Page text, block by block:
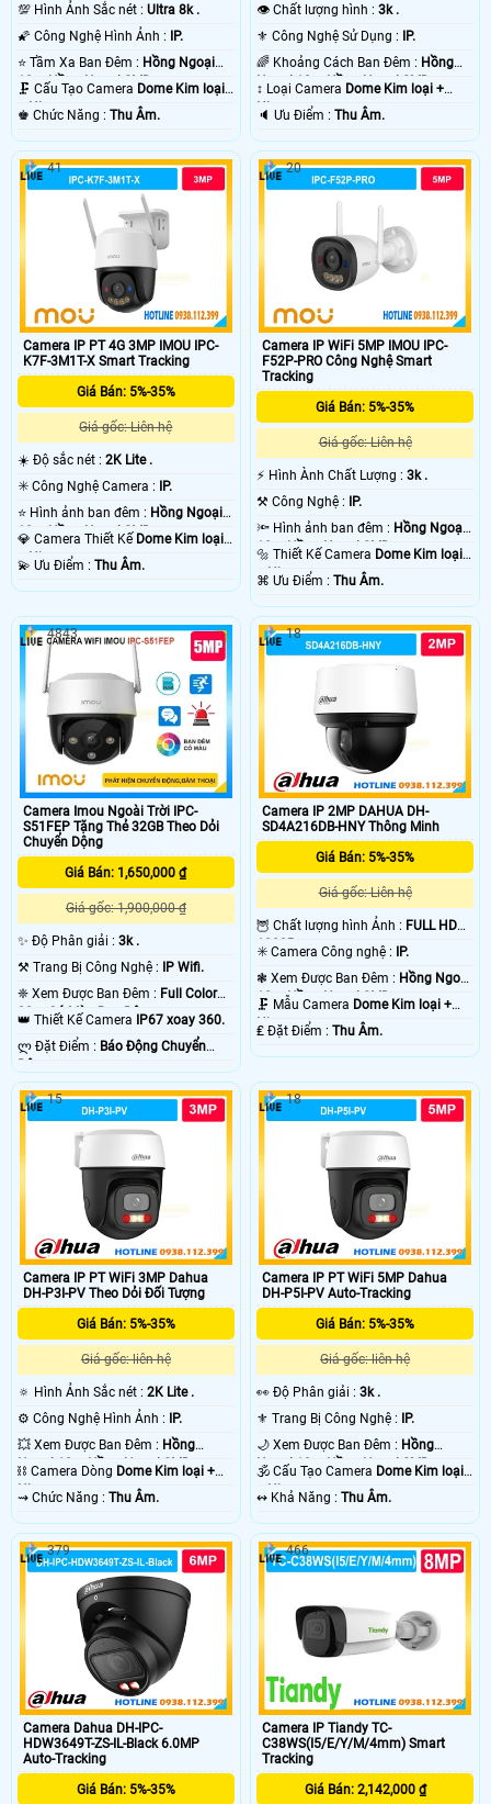
💯 Hình Ảnh Sắc nét : Ultra 8k .
🌠 Công Nghệ Hình Ảnh : IP.
⭐ Tầm Xa Ban Đêm : Hồng Ngoại
10m Hồng Ngoại SMD.
🗜️ Cấu Tạo Camera Dome Kim loại
+ Nhựa.
️♚ Chức Năng : Thu Âm.
👁 Chất lượng hình :3k .
⚜️ Công Nghệ Sử Dụng : IP.
🌈 Khoảng Cách Ban Đêm : Hồng
Ngoại 10m Hồng Ngoại SMD.
↕️ Loại Camera Dome Kim loại +
Nhựa.
️🔈 Ưu Điểm :Thu Âm.
Camera IP PT 4G 3MP IMOU IPC-
K7F-3M1T-X Smart Tracking
Giá Bán: 5%-35%
Giá gốc: Liên hệ
☀️ Độ sắc nét : 2K Lite .
✳️ Công Nghệ Camera :
IP.
⭐ Hình ảnh ban đêm : Hồng Ngoại
10m Hồng Ngoại SMD.
💎 Camera Thiết Kế Dome Kim loại
+ Nhựa.
️💫 Ưu Điểm : Thu Âm.
41
Camera IP WiFi 5MP IMOU IPC-
F52P-PRO Công Nghệ Smart
Tracking
Giá Bán: 5%-35%
Giá gốc: Liên hệ
️⚡ Hình Ành Chất Lượng :3k .
⚒ Công Nghệ :
IP.
🔦 Hình ảnh ban đêm : Hồng Ngoại
10m Hồng Ngoại SMD.
🔩 Thiết Kế Camera Dome Kim loại
+ Nhựa.
️⌘ Ưu Điểm :Thu Âm.
20
Camera Imou Ngoài Trời IPC-
S51FEP Tặng Thẻ 32GB Theo Dỏi
Chuyển Dộng
Giá Bán: 1,650,000 ₫
Giá gốc: 1,900,000 ₫
✨ Độ Phân giải : 3k .
⚒ Trang Bị Công Nghệ :
IP Wifi.
❈ Xem Được Ban Đêm : Full Color
20m Có Màu Ban Ðêm.
👑 Thiết Kế Camera
IP67 xoay 360.
️ლ Đặt Điểm : Báo Động Chuyển
4843
Camera IP 2MP DAHUA DH-
SD4A216DB-HNY Thông Minh
Giá Bán: 5%-35%
Giá gốc: Liên hệ
🦉 Chất lượng hình Ảnh : FULL HD
1080P .
✳️ Camera Công nghệ :
IP.
❃ Xem Được Ban Đêm : Hồng Ngoại
10m Hồng Ngoại SMD.
🗜️ Mẫu Camera Dome Kim loại +
Nhựa.
️₤ Đặt Điểm :Thu Âm.
18
Camera IP PT WiFi 3MP Dahua
DH-P3I-PV Theo Dỏi Đối Tượng
Giá Bán: 5%-35%
Giá gốc: liên hệ
🔅 Hình Ảnh Sắc nét : 2K Lite .
⚙ Công Nghệ Hình Ảnh : IP.
💥 Xem Được Ban Đêm : Hồng
Ngoại 10m Hồng Ngoại SMD.
⛓ Camera Dòng Dome Kim loại +
Nhựa.
️⇝ Chức Năng : Thu Âm.
15
Camera IP PT WiFi 5MP Dahua
DH-P5I-PV Auto-Tracking
Giá Bán: 5%-35%
Giá gốc: liên hệ
️👀 Độ Phân giải :3k .
⚜️ Trang Bị Công Nghệ : IP.
🌙 Xem Được Ban Đêm : Hồng
Ngoại 10m Hồng Ngoại SMD.
🕉️ Cấu Tạo Camera Dome Kim loại
+ Nhựa.
️↭ Khả Năng :Thu Âm.
18
Camera Dahua DH-IPC-
HDW3649T-ZS-IL-Black 6.0MP
Auto-Tracking
Giá Bán: 5%-35%
379
Camera IP Tiandy TC-
C38WS(I5/E/Y/M/4mm) Smart
Tracking
Giá Bán: 2,142,000 ₫
466